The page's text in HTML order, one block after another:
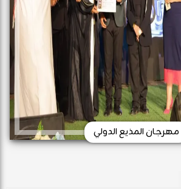
مهرجان المذيع الدولي